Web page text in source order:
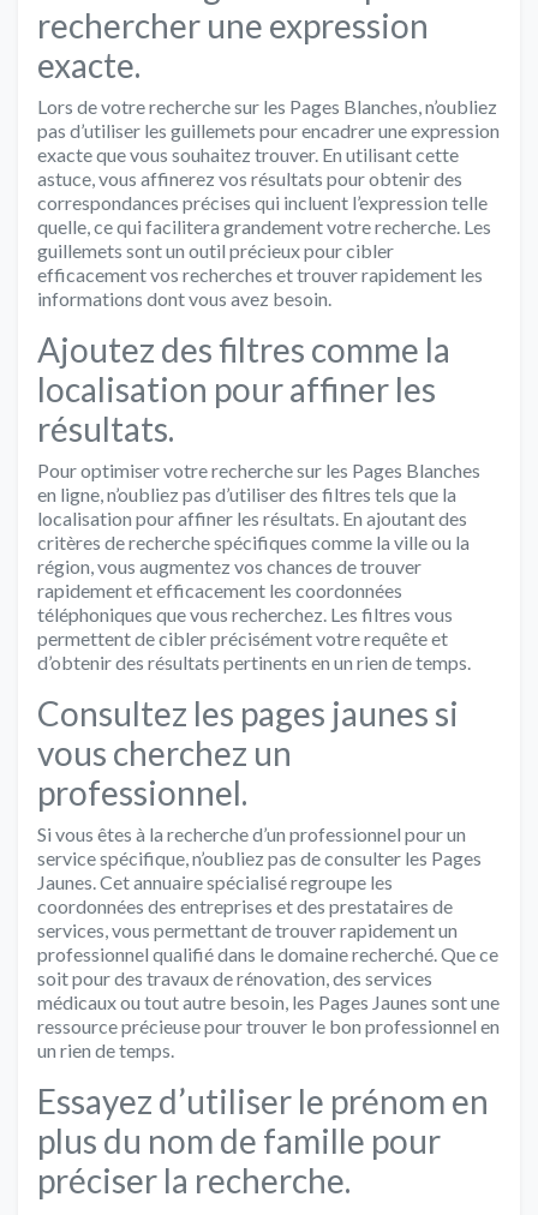
rechercher une expression
exacte.
Lors de votre recherche sur les Pages Blanches, n’oubliez
pas d’utiliser les guillemets pour encadrer une expression
exacte que vous souhaitez trouver. En utilisant cette
astuce, vous affinerez vos résultats pour obtenir des
correspondances précises qui incluent l’expression telle
quelle, ce qui facilitera grandement votre recherche. Les
guillemets sont un outil précieux pour cibler
efficacement vos recherches et trouver rapidement les
informations dont vous avez besoin.
Ajoutez des filtres comme la
localisation pour affiner les
résultats.
Pour optimiser votre recherche sur les Pages Blanches
en ligne, n’oubliez pas d’utiliser des filtres tels que la
localisation pour affiner les résultats. En ajoutant des
critères de recherche spécifiques comme la ville ou la
région, vous augmentez vos chances de trouver
rapidement et efficacement les coordonnées
téléphoniques que vous recherchez. Les filtres vous
permettent de cibler précisément votre requête et
d’obtenir des résultats pertinents en un rien de temps.
Consultez les pages jaunes si
vous cherchez un
professionnel.
Si vous êtes à la recherche d’un professionnel pour un
service spécifique, n’oubliez pas de consulter les Pages
Jaunes. Cet annuaire spécialisé regroupe les
coordonnées des entreprises et des prestataires de
services, vous permettant de trouver rapidement un
professionnel qualifié dans le domaine recherché. Que ce
soit pour des travaux de rénovation, des services
médicaux ou tout autre besoin, les Pages Jaunes sont une
ressource précieuse pour trouver le bon professionnel en
un rien de temps.
Essayez d’utiliser le prénom en
plus du nom de famille pour
préciser la recherche.